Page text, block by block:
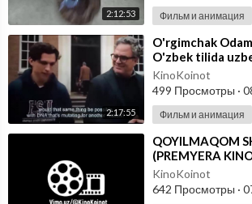
2:12:53 Фильм и анимация
2:17:55
⁣O'rgimchak
O'zbek tilida
KinoKoinot
499 Просмотры ·
Фильм и анимация
⁣QOYILMAQOM
(PREMYERA
TILIDA
KinoKoinot
642 Просмотры ·